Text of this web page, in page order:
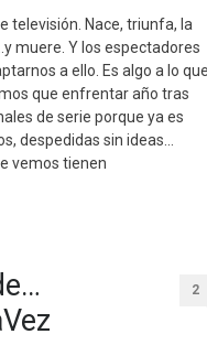
televisión. Nace, triunfa, la
muere. Y los espectadores
a ello. Es algo a lo que
que enfrentar año tras
de serie porque ya es
despedidas sin ideas…
vemos tienen
2